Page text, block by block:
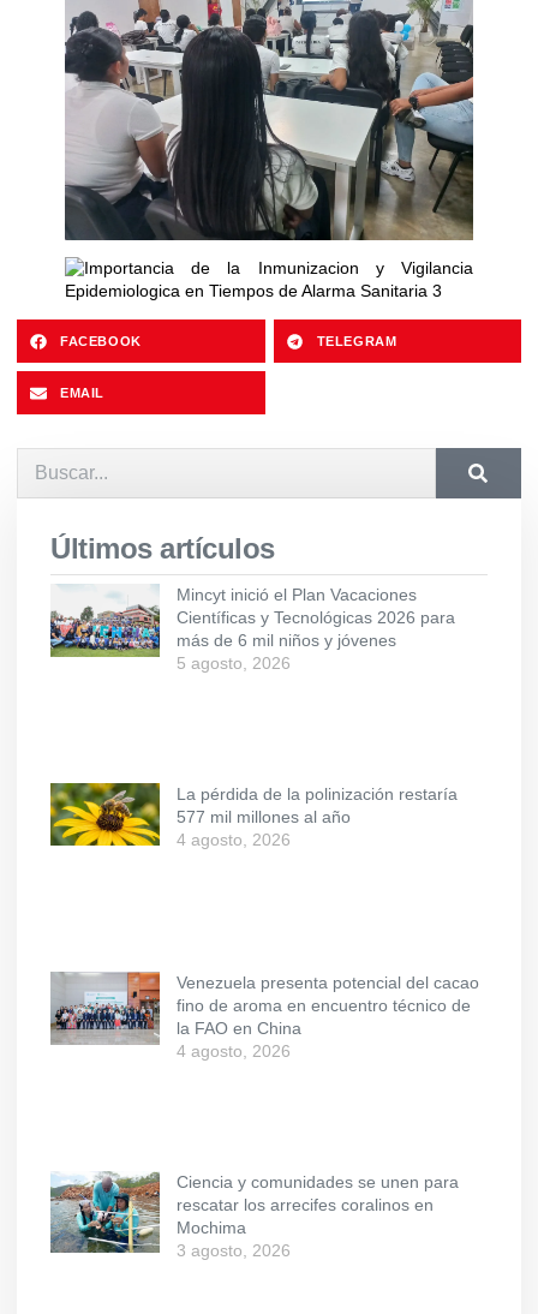
FACEBOOK TELEGRAM
EMAIL
Últimos artículos
Mincyt inició el Plan Vacaciones
Científicas y Tecnológicas 2026 para
más de 6 mil niños y jóvenes
5 agosto, 2026
La pérdida de la polinización restaría
577 mil millones al año
4 agosto, 2026
Venezuela presenta potencial del cacao
fino de aroma en encuentro técnico de
la FAO en China
4 agosto, 2026
Ciencia y comunidades se unen para
rescatar los arrecifes coralinos en
Mochima
3 agosto, 2026